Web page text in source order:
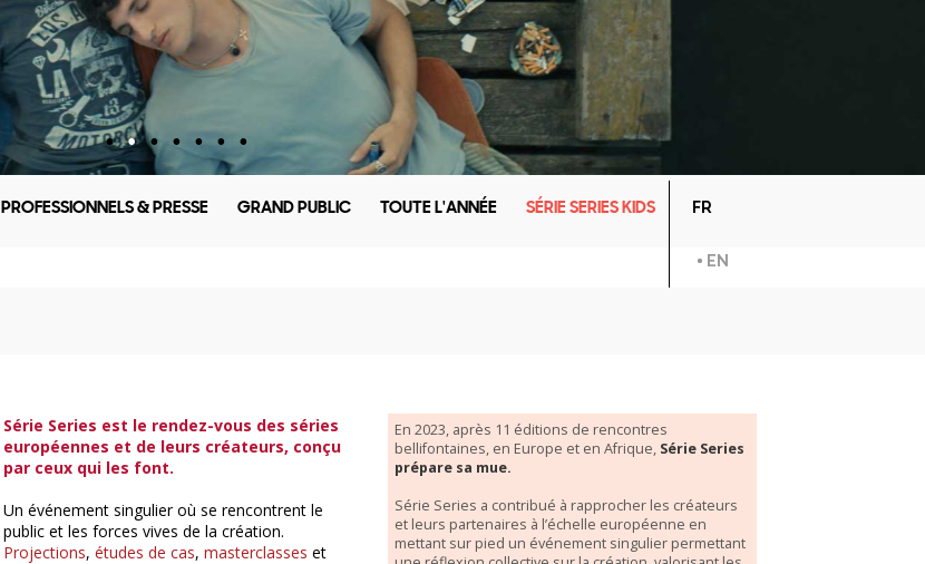
PROFESSIONNELS & PRESSE GRAND PUBLIC TOUTE L'ANNÉE SÉRIE SERIES KIDS FR
EN
Série Series est le rendez-vous des séries
européennes et de leurs créateurs, conçu
par ceux qui les font.
Un événement singulier où se rencontrent le
public et les forces vives de la création.
Projections,études de cas,masterclasses et
En 2023, après 11 éditions de rencontres
bellifontaines, en Europe et en Afrique, Série Series
prépare sa mue.
Série Series a contribué à rapprocher les créateurs
et leurs partenaires à l’échelle européenne en
mettant sur pied un événement singulier permettant